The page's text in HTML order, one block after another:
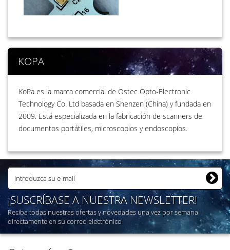
KOPA
KoPa es la marca comercial de Ostec Opto-Electronic
Technology Co. Ltd basada en Shenzen (China) y fundada en
2009. Está especializada en la fabricación de scanners de
documentos portátiles, microscopios y endoscopios.
¡SUSCRÍBASE A NUESTRA NEWSLETTER!
Reciba todas nuestras ofertas y novedades una vez por semana
directamente en su correo electrónico